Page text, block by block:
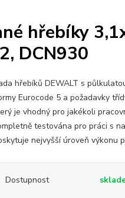
hřebíky
DCN930
hřebíků DEWALT s
Eurocode 5 a požadavky
je vhodný pro jakékoli
testována pro práci s
nejvyšší úroveň výkonu
Dostupnost